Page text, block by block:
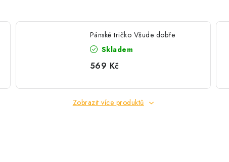
Pánské tričko Všude dobře
Skladem
569 Kč
Zobrazit více produktů